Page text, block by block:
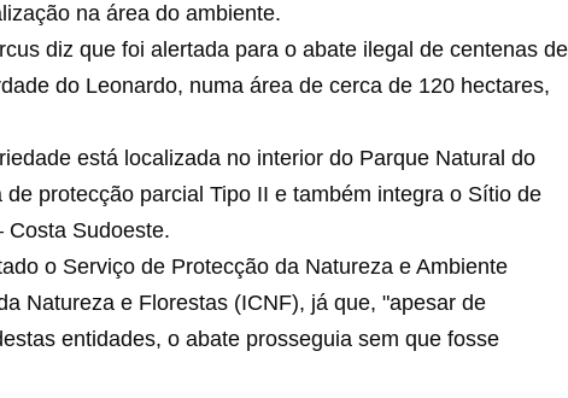
na área do ambiente.
diz que foi alertada para o abate ilegal de centenas de
do Leonardo, numa área de cerca de 120 hectares,
está localizada no interior do Parque Natural do
protecção parcial Tipo II e também integra o Sítio de
Costa Sudoeste.
o Serviço de Protecção da Natureza e Ambiente
Natureza e Florestas (ICNF), já que, "apesar de
entidades, o abate prosseguia sem que fosse